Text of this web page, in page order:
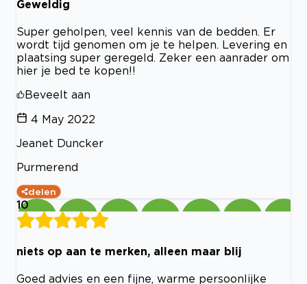
Geweldig
Super geholpen, veel kennis van de bedden. Er
wordt tijd genomen om je te helpen. Levering en
plaatsing super geregeld. Zeker een aanrader om
hier je bed te kopen!!
Beveelt aan
4 May 2022
Jeanet Duncker
Purmerend
delen
10
niets op aan te merken, alleen maar blij
Goed advies en een fijne, warme persoonlijke